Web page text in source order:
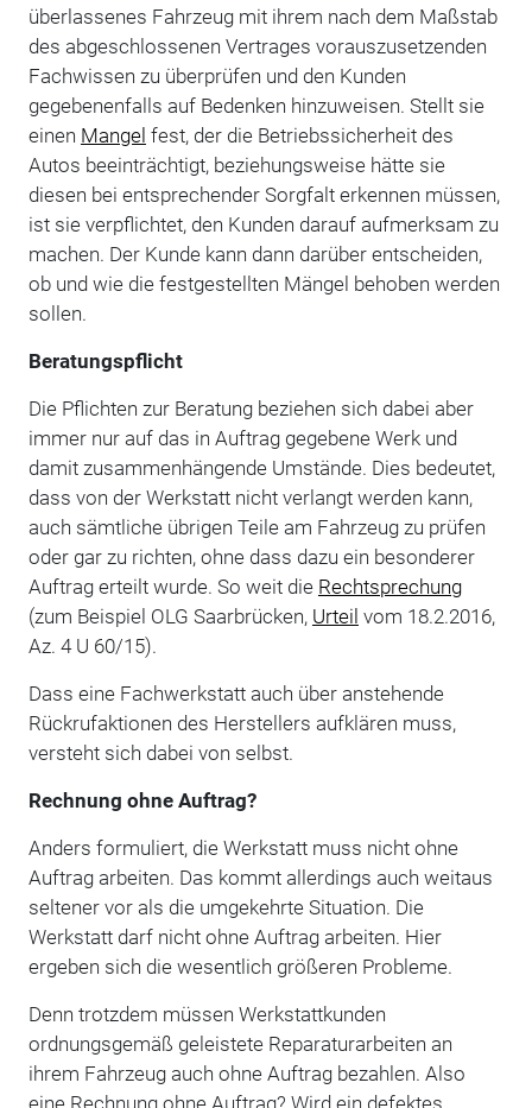
überlassenes Fahrzeug mit ihrem nach dem Maßstab
des abgeschlossenen Vertrages vorauszusetzenden
Fachwissen zu überprüfen und den Kunden
gegebenenfalls auf Bedenken hinzuweisen. Stellt sie
einen Mangel fest, der die Betriebssicherheit des
Autos beeinträchtigt, beziehungsweise hätte sie
diesen bei entsprechender Sorgfalt erkennen müssen,
ist sie verpflichtet, den Kunden darauf aufmerksam zu
machen. Der Kunde kann dann darüber entscheiden,
ob und wie die festgestellten Mängel behoben werden
sollen.
Beratungspflicht
Die Pflichten zur Beratung beziehen sich dabei aber
immer nur auf das in Auftrag gegebene Werk und
damit zusammenhängende Umstände. Dies bedeutet,
dass von der Werkstatt nicht verlangt werden kann,
auch sämtliche übrigen Teile am Fahrzeug zu prüfen
oder gar zu richten, ohne dass dazu ein besonderer
Auftrag erteilt wurde. So weit die Rechtsprechung
(zum Beispiel OLG Saarbrücken, Urteil vom 18.2.2016,
Az. 4 U 60/15).
Dass eine Fachwerkstatt auch über anstehende
Rückrufaktionen des Herstellers aufklären muss,
versteht sich dabei von selbst.
Rechnung ohne Auftrag?
Anders formuliert, die Werkstatt muss nicht ohne
Auftrag arbeiten. Das kommt allerdings auch weitaus
seltener vor als die umgekehrte Situation. Die
Werkstatt darf nicht ohne Auftrag arbeiten. Hier
ergeben sich die wesentlich größeren Probleme.
Denn trotzdem müssen Werkstattkunden
ordnungsgemäß geleistete Reparaturarbeiten an
ihrem Fahrzeug auch ohne Auftrag bezahlen. Also
eine Rechnung ohne Auftrag? Wird ein defektes